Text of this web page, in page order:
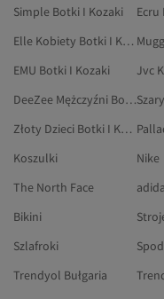
Simple Botki I Kozaki
Elle Kobiety Botki I Kozaki
EMU Botki I Kozaki
DeeZee Mężczyźni Botki I Kozaki
Złoty Dzieci Botki I Kozaki
Koszulki
Nike
The North Face
Bikini
Szlafroki
Trendyol Bułgaria